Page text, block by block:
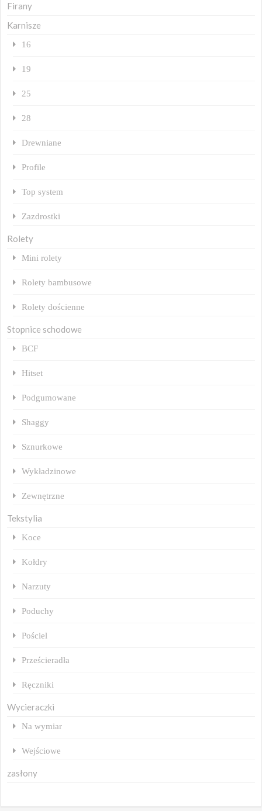
Firany
Karnisze
16
19
25
28
Drewniane
Profile
Top system
Zazdrostki
Rolety
Mini rolety
Rolety bambusowe
Rolety dościenne
Stopnice schodowe
BCF
Hitset
Podgumowane
Shaggy
Sznurkowe
Wykładzinowe
Zewnętrzne
Tekstylia
Koce
Kołdry
Narzuty
Poduchy
Pościel
Prześcieradła
Ręczniki
Wycieraczki
Na wymiar
Wejściowe
zasłony